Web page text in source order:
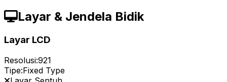
Layar & Jendela Bidik
Layar LCD
Resolusi:921
Tipe:Fixed Type